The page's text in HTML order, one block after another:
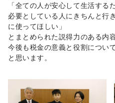
「全ての人が安心して生活する
必要としている人にきちんと行
に使ってほしい」
とまとめられた説得力のある内
今後も税金の意義と役割につい
と思います。